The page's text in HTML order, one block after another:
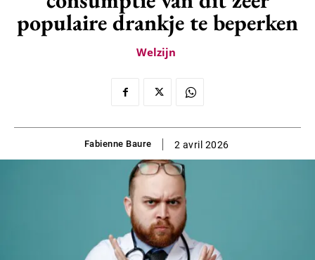
populaire drankje te beperken
Welzijn
Fabienne Baure 2 avril 2026